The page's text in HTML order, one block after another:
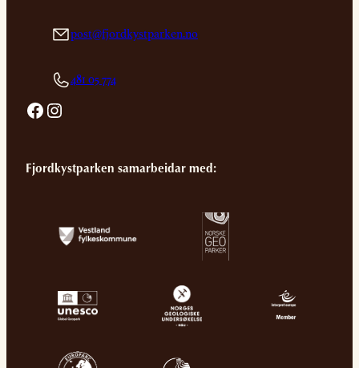
post@fjordkystparken.no
481 05 774
Facebook Instagram
Fjordkystparken samarbeidar med: